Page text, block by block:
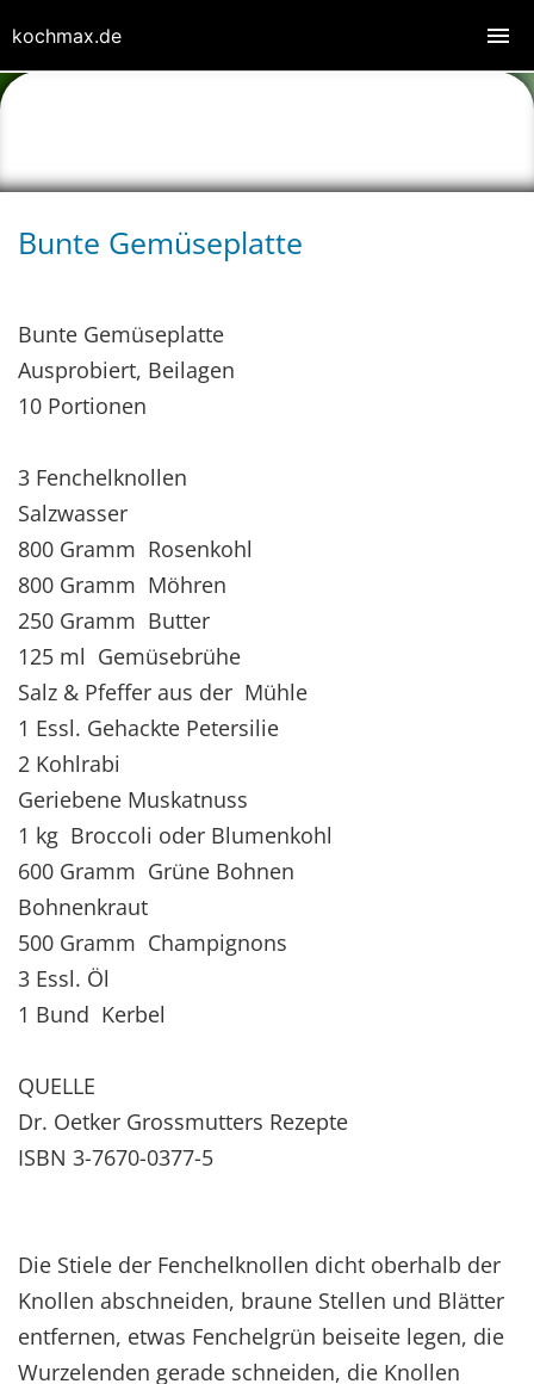
Bunte Gemüseplatte
Bunte Gemüseplatte
Ausprobiert, Beilagen
10 Portionen
3 Fenchelknollen
Salzwasser
800 Gramm Rosenkohl
800 Gramm Möhren
250 Gramm Butter
125 ml Gemüsebrühe
Salz & Pfeffer aus der Mühle
1 Essl. Gehackte Petersilie
2 Kohlrabi
Geriebene Muskatnuss
1 kg Broccoli oder Blumenkohl
600 Gramm Grüne Bohnen
Bohnenkraut
500 Gramm Champignons
3 Essl. Öl
1 Bund Kerbel
QUELLE
Dr. Oetker Grossmutters Rezepte
ISBN 3-7670-0377-5
Die Stiele der Fenchelknollen dicht oberhalb der
Knollen abschneiden, braune Stellen und Blätter
entfernen, etwas Fenchelgrün beiseite legen, die
Wurzelenden gerade schneiden, die Knollen
kochmax.de